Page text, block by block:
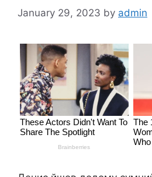
January 29, 2023 by admin